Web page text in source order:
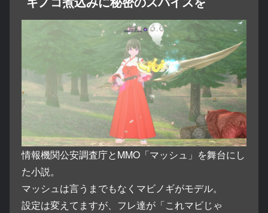
情報機関公安調査庁とMMO「マッシュ」を舞台にし
た小説。
マッシュは言うまでもなくマビノギがモデル。
設定は変えてますが、フレ達が「これマビじゃ